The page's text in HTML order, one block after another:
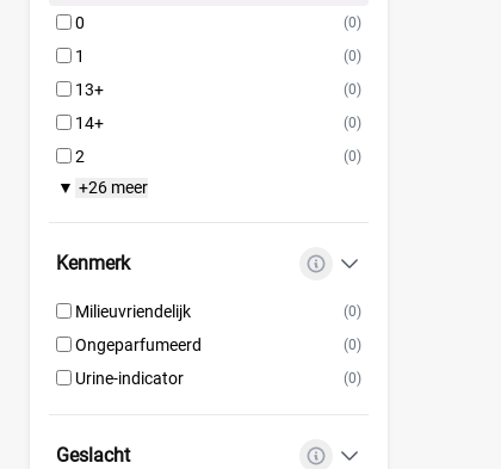
0 (0)
1 (0)
13+ (0)
14+ (0)
2 (0)
▼ +26 meer
Kenmerk
Milieuvriendelijk (0)
Ongeparfumeerd (0)
Urine-indicator (0)
Geslacht